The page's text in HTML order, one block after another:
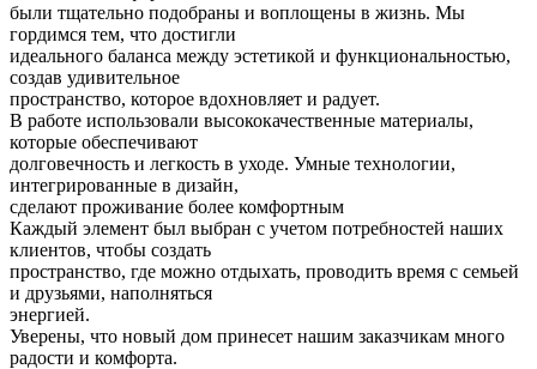
были тщательно подобраны и воплощены в жизнь. Мы
гордимся тем, что достигли
идеального баланса между эстетикой и функциональностью,
создав удивительное
пространство, которое вдохновляет и радует.
В работе использовали высококачественные материалы,
которые обеспечивают
долговечность и легкость в уходе. Умные технологии,
интегрированные в дизайн,
сделают проживание более комфортным
Каждый элемент был выбран с учетом потребностей наших
клиентов, чтобы создать
пространство, где можно отдыхать, проводить время с семьей
и друзьями, наполняться
энергией.
Уверены, что новый дом принесет нашим заказчикам много
радости и комфорта.